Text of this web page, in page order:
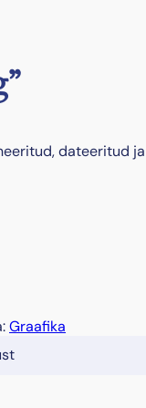
dateeritud
Graafika